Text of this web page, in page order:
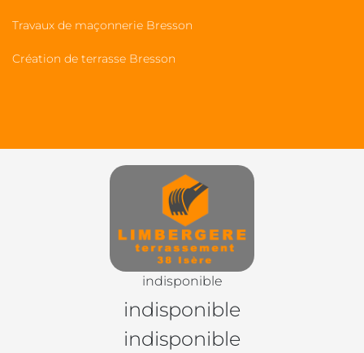
Travaux de maçonnerie Bresson
Création de terrasse Bresson
indisponible
indisponible
indisponible